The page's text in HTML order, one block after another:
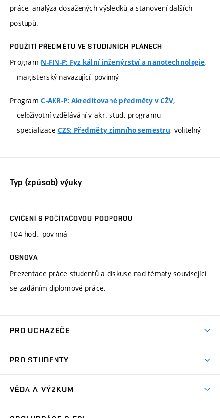
práce, analýza dosažených výsledků a stanovení dalších
postupů.
POUŽITÍ PŘEDMĚTU VE STUDIJNÍCH PLÁNECH
Program N-FIN-P: Fyzikální inženýrství a nanotechnologie,
magisterský navazující, povinný
ProgramC-AKR-P: Akreditované předměty v CŽV,
celoživotní vzdělávání v akr. stud. programu
specializace CZS: Předměty zimního semestru, volitelný
Typ (způsob) výuky
CVIČENÍ S POČÍTAČOVOU PODPOROU
104 hod., povinná
OSNOVA
Prezentace práce studentů a diskuse nad tématy související
se zadáním diplomové práce.
PRO UCHAZEČE
Ambasadoři studia
PRO STUDENTY
Studijní předpisy
VĚDA A VÝZKUM